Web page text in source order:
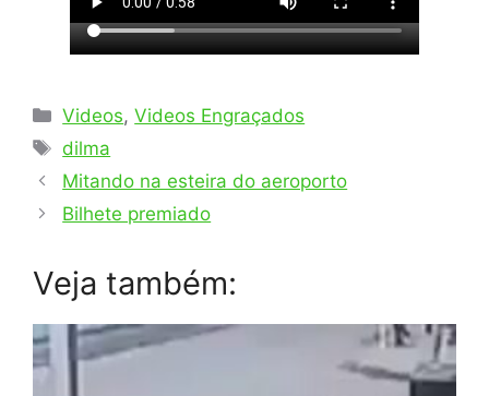
Categorias
Videos,Videos Engraçados
Tags
dilma
Mitando na esteira do aeroporto
Bilhete premiado
Veja também: